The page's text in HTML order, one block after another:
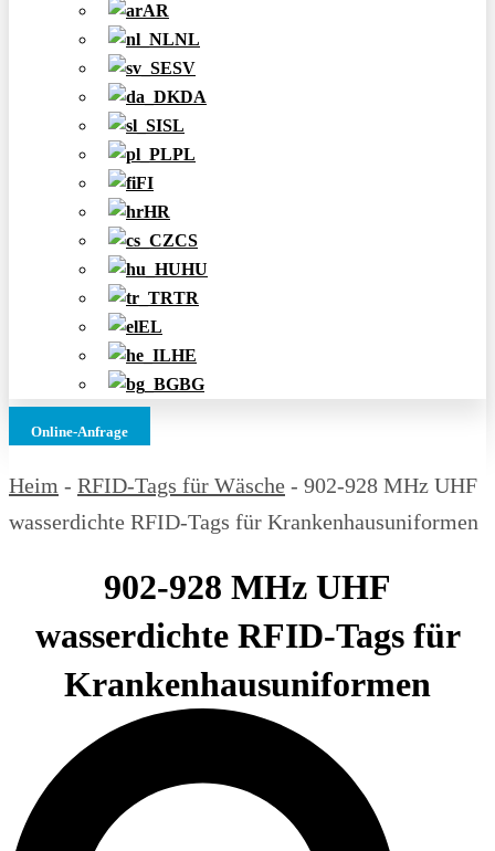
AR
NL
SV
DA
SL
PL
FI
HR
CS
HU
TR
EL
HE
BG
Online-Anfrage
Heim - RFID-Tags für Wäsche - 902-928 MHz UHF
wasserdichte RFID-Tags für Krankenhausuniformen
902-928 MHz UHF
wasserdichte RFID-Tags für
Krankenhausuniformen